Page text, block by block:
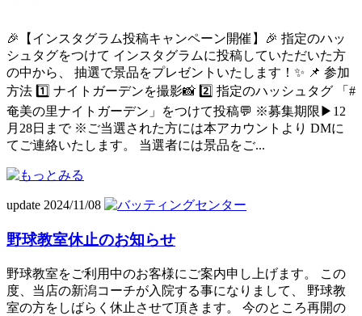
🎉【インスタグラム投稿キャンペーン開催】🎉 指定のハッ
シュタグをつけて インスタグラムに投稿していただいた方
の中から、 抽選で景品をプレゼントいたします！✨ 📌 参加
方法 1️⃣ ナイトガーデンを撮影📸 2️⃣ 指定のハッシュタグ 「#
奄美の里ナイトガーデン」をつけて投稿💬 ※募集期限▶︎12
月28日まで ※ご当選された方には本アカウントより DMに
てご連絡いたします。 当選者には景品をご...
update 2024/11/08
野球教室休止のお知らせ
野球教室をご利用中のお客様にご案内申し上げます。 この
度、当店の新潟コーチが入院する事になりまして、 野球教
室の方をしばらく休止させて頂きます。 今のところ再開の